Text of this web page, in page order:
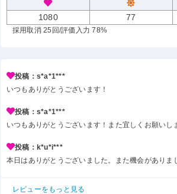
1080 77
採用取消 25回/評価入力 78%
投稿：s*a*1***
いつもありがとうございます！
投稿：s*a*1***
いつもありがとうございます！また宜しくお願いし
投稿：k*u*i***
本日はありがとうございました。また機会がありま
レビューをもっと見る